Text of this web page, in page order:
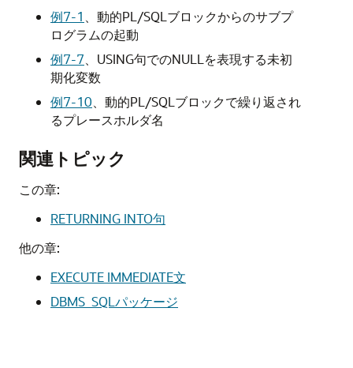
例7-1 、 動的PL/SQLブロックからのサブプ
ログラムの起動
例7-7、 USING句でのNULLを表現する未初
期化変数
例7-10、 動的PL/SQLブロックで繰り返され
るプレースホルダ名
関連トピック
この章:
RETURNING INTO句
他の章:
EXECUTE IMMEDIATE文
DBMS_SQLパッケージ